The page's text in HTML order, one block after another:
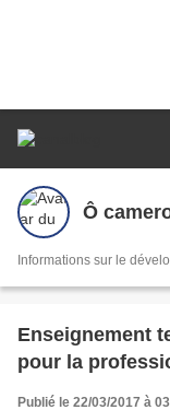
Ô
Informations sur le
Enseignement
pour la
Publié le 22/03/2017 à